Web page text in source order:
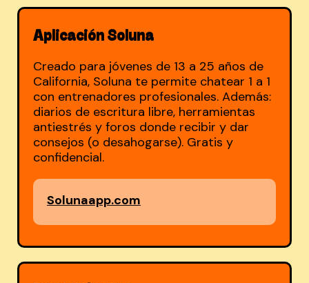
Aplicación Soluna
Creado para jóvenes de 13 a 25 años de
California, Soluna te permite chatear 1 a 1
con entrenadores profesionales. Además:
diarios de escritura libre, herramientas
antiestrés y foros donde recibir y dar
consejos (o desahogarse). Gratis y
confidencial.
Solunaapp.com